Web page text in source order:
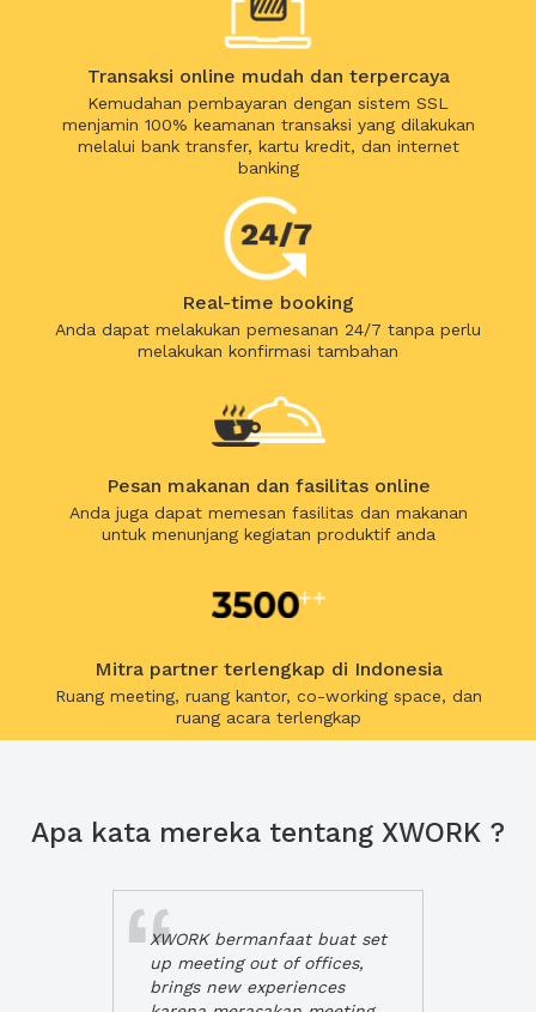
Transaksi online mudah dan terpercaya
Kemudahan pembayaran dengan sistem SSL
menjamin 100% keamanan transaksi yang dilakukan
melalui bank transfer, kartu kredit, dan internet
banking
Real-time booking
Anda dapat melakukan pemesanan 24/7 tanpa perlu
melakukan konfirmasi tambahan
Pesan makanan dan fasilitas online
Anda juga dapat memesan fasilitas dan makanan
untuk menunjang kegiatan produktif anda
Mitra partner terlengkap di Indonesia
Ruang meeting, ruang kantor, co-working space, dan
ruang acara terlengkap
Apa kata mereka tentang XWORK ?
XWORK bermanfaat buat set
up meeting out of offices,
brings new experiences